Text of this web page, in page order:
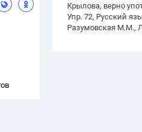
Крылова, верно
Упр. 72, Русский
Разумовская М.М.,